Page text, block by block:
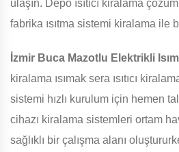
ulaşın. Depo ısıtıcı kiralama
fabrika ısıtma sistemi kiralama ile
İzmir Buca Mazotlu Elektrikli
kiralama ısımak sera ısıtıcı
sistemi hızlı kurulum için hemen
cihazı kiralama sistemleri ortam
sağlıklı bir çalışma alanı